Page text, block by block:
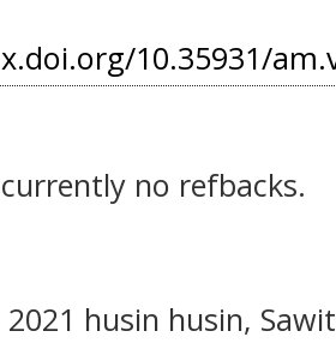
10.35931/
no refbacks.
husin husin,